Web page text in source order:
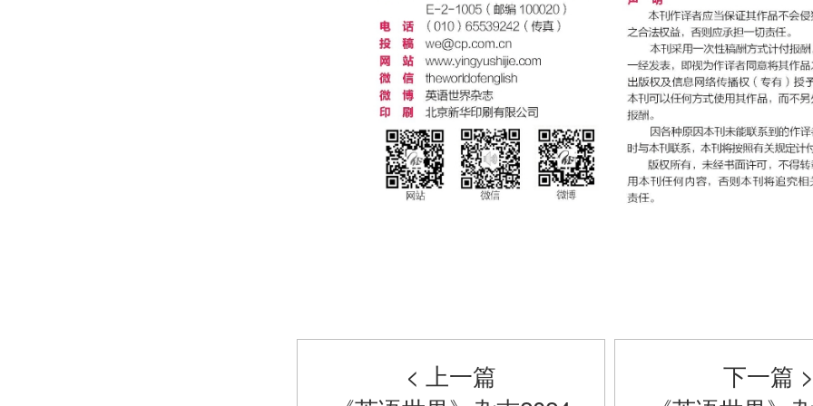
< 上一篇
下一篇 >